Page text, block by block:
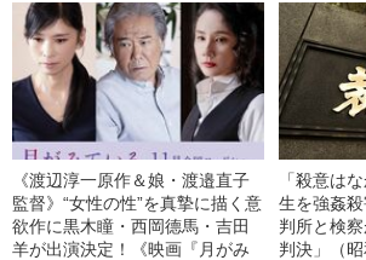
《渡辺淳一原作＆娘・渡邉直子
監督》“女性の性”を真摯に描く意
欲作に黒木瞳・西岡德馬・吉田
羊が出演決定！《映画『月がみ
「殺意は
生を強姦
判所と検
判決」（昭